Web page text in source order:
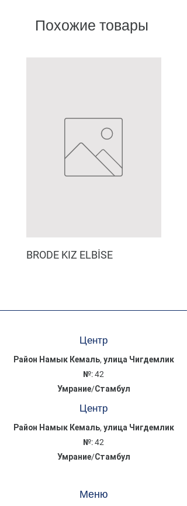
Похожие товары
BRODE KIZ ELBİSE
Центр
Район Намык Кемаль, улица Чигдемлик
№: 42
Умрание/Стамбул
Центр
Район Намык Кемаль, улица Чигдемлик
№: 42
Умрание/Стамбул
Меню